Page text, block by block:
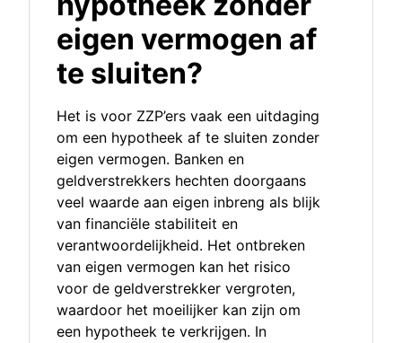
eigen vermogen af
te sluiten?
Het is voor ZZP’ers vaak een uitdaging
om een hypotheek af te sluiten zonder
eigen vermogen. Banken en
geldverstrekkers hechten doorgaans
veel waarde aan eigen inbreng als blijk
van financiële stabiliteit en
verantwoordelijkheid. Het ontbreken
van eigen vermogen kan het risico
voor de geldverstrekker vergroten,
waardoor het moeilijker kan zijn om
een hypotheek te verkrijgen. In